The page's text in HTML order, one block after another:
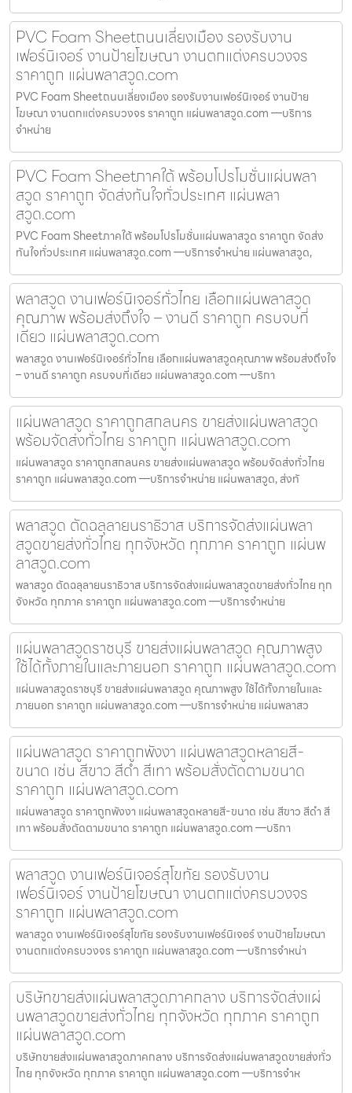
PVC Foam Sheetถนนเลี่ยงเมือง รองรับงาน
เฟอร์นิเจอร์ งานป้ายโฆษณา งานตกแต่งครบวงจร
ราคาถูก แผ่นพลาสวูด.com
PVC Foam Sheetถนนเลี่ยงเมือง รองรับงานเฟอร์นิเจอร์ งานป้าย
โฆษณา งานตกแต่งครบวงจร ราคาถูก แผ่นพลาสวูด.com —บริการ
จำหน่าย
PVC Foam Sheetภาคใต้ พร้อมโปรโมชั่นแผ่นพลา
สวูด ราคาถูก จัดส่งทันใจทั่วประเทศ แผ่นพลา
สวูด.com
PVC Foam Sheetภาคใต้ พร้อมโปรโมชั่นแผ่นพลาสวูด ราคาถูก จัดส่ง
ทันใจทั่วประเทศ แผ่นพลาสวูด.com —บริการจำหน่าย แผ่นพลาสวูด,
พลาสวูด งานเฟอร์นิเจอร์ทั่วไทย เลือกแผ่นพลาสวูด
คุณภาพ พร้อมส่งถึงใจ – งานดี ราคาถูก ครบจบที่
เดียว แผ่นพลาสวูด.com
พลาสวูด งานเฟอร์นิเจอร์ทั่วไทย เลือกแผ่นพลาสวูดคุณภาพ พร้อมส่งถึงใจ
– งานดี ราคาถูก ครบจบที่เดียว แผ่นพลาสวูด.com —บริกา
แผ่นพลาสวูด ราคาถูกสกลนคร ขายส่งแผ่นพลาสวูด
พร้อมจัดส่งทั่วไทย ราคาถูก แผ่นพลาสวูด.com
แผ่นพลาสวูด ราคาถูกสกลนคร ขายส่งแผ่นพลาสวูด พร้อมจัดส่งทั่วไทย
ราคาถูก แผ่นพลาสวูด.com —บริการจำหน่าย แผ่นพลาสวูด, ส่งทั
พลาสวูด ตัดฉลุลายนราธิวาส บริการจัดส่งแผ่นพลา
สวูดขายส่งทั่วไทย ทุกจังหวัด ทุกภาค ราคาถูก แผ่นพ
ลาสวูด.com
พลาสวูด ตัดฉลุลายนราธิวาส บริการจัดส่งแผ่นพลาสวูดขายส่งทั่วไทย ทุก
จังหวัด ทุกภาค ราคาถูก แผ่นพลาสวูด.com —บริการจำหน่าย
แผ่นพลาสวูดราชบุรี ขายส่งแผ่นพลาสวูด คุณภาพสูง
ใช้ได้ทั้งภายในและภายนอก ราคาถูก แผ่นพลาสวูด.com
แผ่นพลาสวูดราชบุรี ขายส่งแผ่นพลาสวูด คุณภาพสูง ใช้ได้ทั้งภายในและ
ภายนอก ราคาถูก แผ่นพลาสวูด.com —บริการจำหน่าย แผ่นพลาสว
แผ่นพลาสวูด ราคาถูกพังงา แผ่นพลาสวูดหลายสี-
ขนาด เช่น สีขาว สีดำ สีเทา พร้อมสั่งตัดตามขนาด
ราคาถูก แผ่นพลาสวูด.com
แผ่นพลาสวูด ราคาถูกพังงา แผ่นพลาสวูดหลายสี-ขนาด เช่น สีขาว สีดำ สี
เทา พร้อมสั่งตัดตามขนาด ราคาถูก แผ่นพลาสวูด.com —บริกา
พลาสวูด งานเฟอร์นิเจอร์สุโขทัย รองรับงาน
เฟอร์นิเจอร์ งานป้ายโฆษณา งานตกแต่งครบวงจร
ราคาถูก แผ่นพลาสวูด.com
พลาสวูด งานเฟอร์นิเจอร์สุโขทัย รองรับงานเฟอร์นิเจอร์ งานป้ายโฆษณา
งานตกแต่งครบวงจร ราคาถูก แผ่นพลาสวูด.com —บริการจำหน่า
บริษัทขายส่งแผ่นพลาสวูดภาคกลาง บริการจัดส่งแผ่
นพลาสวูดขายส่งทั่วไทย ทุกจังหวัด ทุกภาค ราคาถูก
แผ่นพลาสวูด.com
บริษัทขายส่งแผ่นพลาสวูดภาคกลาง บริการจัดส่งแผ่นพลาสวูดขายส่งทั่ว
ไทย ทุกจังหวัด ทุกภาค ราคาถูก แผ่นพลาสวูด.com —บริการจำห